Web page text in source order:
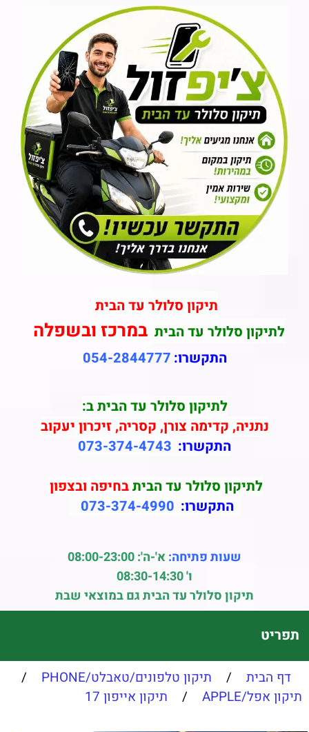
תיקון סלולר עד הבית
לתיקון סלולר עד הביתבמרכז ובשפלה
התקשרו: 054-2844777
לתיקון סלולר עד הבית ב:
נתניה, קדימה צורן, קסריה, זיכרון יעקוב
התקשרו: 073-374-4743
לתיקון סלולר עד הביתבחיפה ובצפון
התקשרו: 073-374-4990
שעות פתיחה:א'-ה': 08:00-23:00
ו' 08:30-14:30
תיקון סלולר עד הבית גם במוצאי שבת
תפריט
דף הבית / תיקון טלפונים/טאבלט/PHONE
/
תיקון אפל/APPLE
/ תיקון אייפון 17